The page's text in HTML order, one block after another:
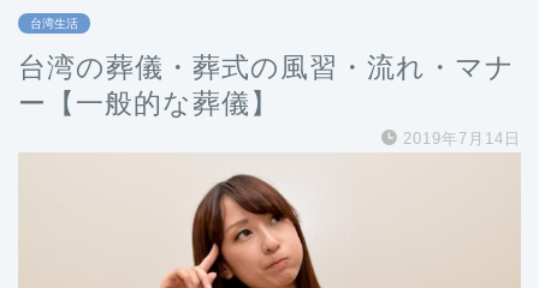
台湾生活
台湾の葬儀・葬式の風習・流れ・マナ
ー【一般的な葬儀】
2019年7月14日